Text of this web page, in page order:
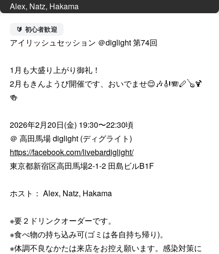
Alex, Natz, Hakama
🔰 初心者歓迎
アイリッシュセッション ＠diglight 第74回
1月も大盛り上がり御礼！
2月もきんようび開催です、おいでませ😌🎶🎻🪗🪈🪕🍹
🍻
2026年2月20日(金) 19:30〜22:30頃
https://facebook.com/livebardiglight/
東京都新宿区高田馬場2-1-2 田島ビルB1F
ホスト： Alex, Natz, Hakama
※要２ドリンクオーダーです。
※食べ物の持ち込み可(ゴミは各自持ち帰り)。
※体調不良なかたは来店をお控え願います。感染対策に